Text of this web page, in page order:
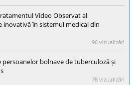
Video Observat al
inovativă în sistemul medical din
96 vizualizări
persoanelor bolnave de tuberculoză și
78 vizualizări